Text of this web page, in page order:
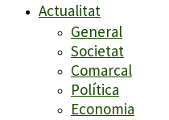
Actualitat
General
Societat
Comarcal
Política
Economia